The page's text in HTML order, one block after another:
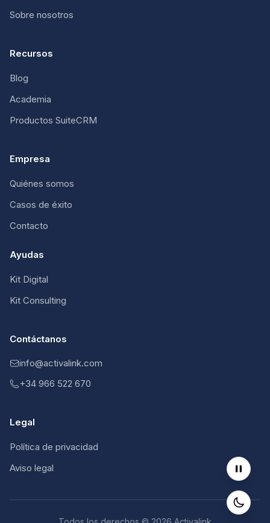
Sobre nosotros
Recursos
Blog
Academia
Productos SuiteCRM
Empresa
Quiénes somos
Casos de éxito
Contacto
Ayudas
Kit Digital
Kit Consulting
Contáctanos
info@activalink.com
+34 966 522 670
Legal
Política de privacidad
Aviso legal